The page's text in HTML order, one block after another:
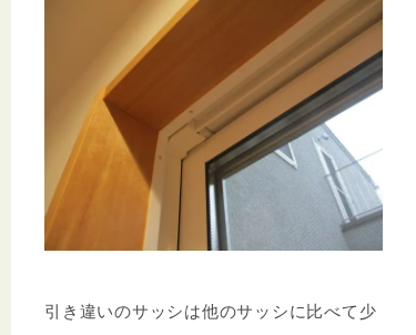
引き違いのサッシは他のサッシに比べて少